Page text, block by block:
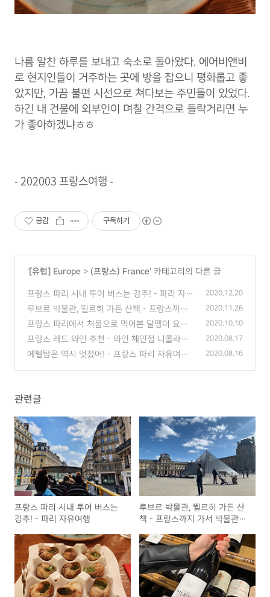
나름 알찬 하루를 보내고 숙소로 돌아왔다. 에어비앤비
로 현지인들이 거주하는 곳에 방을 잡으니 평화롭고 좋
았지만, 가끔 불편 시선으로 쳐다보는 주민들이 있었다.
하긴 내 건물에 외부인이 며칠 간격으로 들락거리면 누
가 좋아하겠냐ㅎㅎ
- 202003 프랑스여행 -
공감 구독하기
' [유럽] Europe > (프랑스) France' 카테고리의 다른 글
프랑스 파리 시내 투어 버스는 강추! - 파리 자유
여행
(0)
2020.12.20
루브르 박물관, 뛸르히 가든 산책 - 프랑스까지
가서 박물관도 못 들감..
(0)
2020.11.26
프랑스 파리에서 처음으로 먹어본 달팽이 요리 -
에스카르고(Escargot)
(0)
2020.10.10
프랑스 레드 와인 추천 - 와인 체인점 니콜라스
(NICOLAS)
(2)
2020.08.17
에펠탑은 역시 멋졌어! - 프랑스 파리 자유여행 2020.08.16
관련글
프랑스 파리 시내 투어 버스는
강추! - 파리 자유여행
루브르 박물관, 뛸르히 가든 산
책 - 프랑스까지 가서 박물관도